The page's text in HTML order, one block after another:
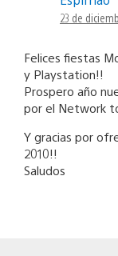
23 de
Felices fiestas
y Playstation!!
Prospero año
por el Network
Y gracias por
2010!!
Saludos